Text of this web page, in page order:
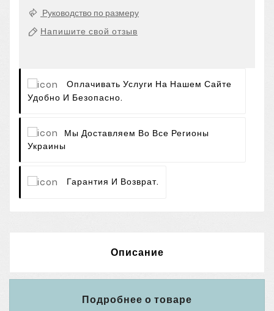
Руководство по размеру
Напишите свой отзыв
Оплачивать Услуги На Нашем Сайте
Удобно И Безопасно.
Мы Доставляем Во Все Регионы
Украины
Гарантия И Возврат.
Описание
Подробнее о товаре